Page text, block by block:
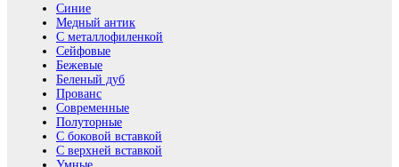
Синие
Медный антик
С металлофиленкой
Сейфовые
Бежевые
Беленый дуб
Прованс
Современные
Полуторные
С боковой вставкой
С верхней вставкой
Умные